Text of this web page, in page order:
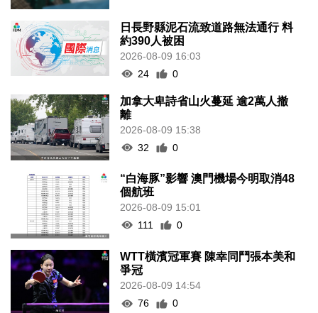
日長野縣泥石流致道路無法通行 料
約390人被困
2026-08-09 16:03
24
0
加拿大卑詩省山火蔓延 逾2萬人撤
離
2026-08-09 15:38
32
0
“白海豚”影響 澳門機場今明取消48
個航班
2026-08-09 15:01
111
0
WTT橫濱冠軍賽 陳幸同鬥張本美和
爭冠
2026-08-09 14:54
76
0